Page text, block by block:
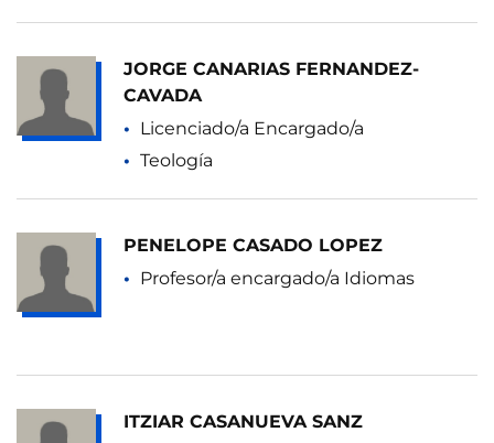
JORGE CANARIAS FERNANDEZ-
CAVADA
Licenciado/a Encargado/a
Teología
PENELOPE CASADO LOPEZ
Profesor/a encargado/a Idiomas
ITZIAR CASANUEVA SANZ